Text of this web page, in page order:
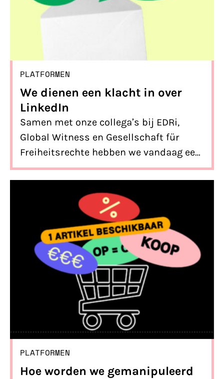
PLATFORMEN
We dienen een klacht in over
LinkedIn
Samen met onze collega’s bij EDRi,
Global Witness en Gesellschaft für
Freiheitsrechte hebben we vandaag een
klacht ingediend bij de Europese
Commissie over een mogelijke inbreuk
op de Digital Services Act. We
vermoeden dat advertenties op
LinkedIn gebaseerd kunnen zijn op
gevoelige gegevens, terwijl dat
verboden is.
PLATFORMEN
Hoe worden we gemanipuleerd